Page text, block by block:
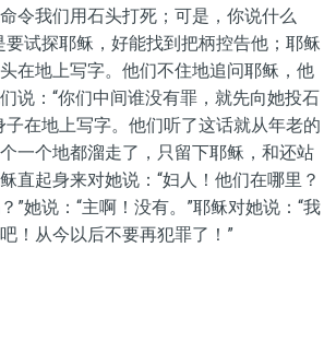
令我们用石头打死；可是，你说什么
要试探耶稣，好能找到把柄控告他；耶稣
在地上写字。他们不住地追问耶稣，他
说：“你们中间谁没有罪，就先向她投石
子在地上写字。他们听了这话就从年老的
一个地都溜走了，只留下耶稣，和还站
直起身来对她说：“妇人！他们在哪里？
”她说：“主啊！没有。”耶稣对她说：“我
！从今以后不要再犯罪了！”